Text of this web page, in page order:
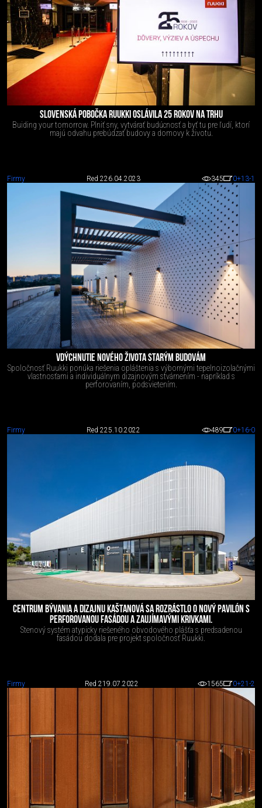
SLOVENSKÁ POBOČKA RUUKKI OSLÁVILA 25 ROKOV NA TRHU
Buiding your tomorrow. Plniť sny, vytvárať budúcnosť a byť tu pre ľudí, ktorí
majú odvahu prebúdzať budovy a domovy k životu.
Firmy Red 226.04.2023 345 0+13-1
VDÝCHNUTIE NOVÉHO ŽIVOTA STARÝM BUDOVÁM
Spoločnosť Ruukki ponúka riešenia opláštenia s výbornými tepelnoizolačnými
vlastnosťami a individuálnym dizajnovým stvárnením - napríklad s
perforovaním, podsvietením.
Firmy Red 225.10.2022 489 0+16-0
CENTRUM BÝVANIA A DIZAJNU KAŠTANOVÁ SA ROZRÁSTLO O NOVÝ PAVILÓN S
PERFOROVANOU FASÁDOU A ZAUJÍMAVÝMI KRIVKAMI.
Stenový systém atypicky riešeného obvodového plášťa s predsadenou
fasádou dodala pre projekt spoločnosť Ruukki.
Firmy Red 219.07.2022 1565 0+21 -2